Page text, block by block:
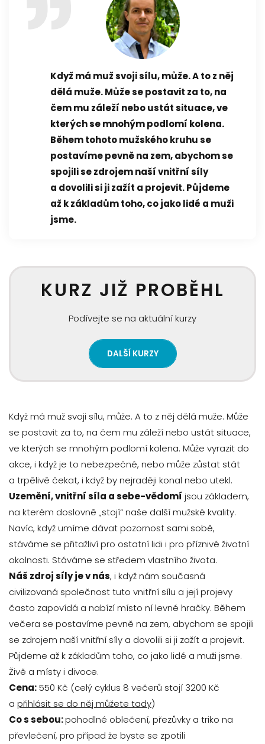
Když má muž svoji sílu, může. A to z něj
dělá muže. Může se postavit za to, na
čem mu záleží nebo ustát situace, ve
kterých se mnohým podlomí kolena.
Během tohoto mužského kruhu se
postavíme pevně na zem, abychom se
spojili se zdrojem naší vnitřní síly
a dovolili si ji zažít a projevit. Půjdeme
až k základům toho, co jako lidé a muži
jsme.
KURZ JIŽ PROBĚHL
Podívejte se na aktuální kurzy
DALŠÍ KURZY
Když má muž svoji sílu, může. A to z něj dělá muže. Může
se postavit za to, na čem mu záleží nebo ustát situace,
ve kterých se mnohým podlomí kolena. Může vyrazit do
akce, i když je to nebezpečné, nebo může zůstat stát
a trpělivě čekat, i když by nejraději konal nebo utekl.
Uzemění, vnitřní síla a sebe-vědomí jsou základem,
na kterém doslovně „stojí“ naše další mužské kvality.
Navíc, když umíme dávat pozornost sami sobě,
stáváme se přitažliví pro ostatní lidi i pro příznivé životní
okolnosti. Stáváme se středem vlastního života.
Náš zdroj síly je v nás, i když nám současná
civilizovaná společnost tuto vnitřní sílu a její projevy
často zapovídá a nabízí místo ní levné hračky. Během
večera se postavíme pevně na zem, abychom se spojili
se zdrojem naší vnitřní síly a dovolili si ji zažít a projevit.
Půjdeme až k základům toho, co jako lidé a muži jsme.
Živě a místy i divoce.
Cena:550 Kč (celý cyklus 8 večerů stojí 3200 Kč
a přihlásit se do něj můžete tady)
Co s sebou:pohodlné oblečení, přezůvky a triko na
převlečení, pro případ že byste se zpotili